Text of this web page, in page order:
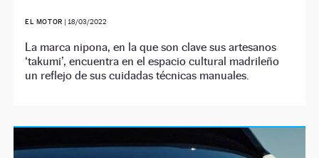
EL MOTOR | 18/03/2022
La marca nipona, en la que son clave sus artesanos
‘takumi’, encuentra en el espacio cultural madrileño
un reflejo de sus cuidadas técnicas manuales.